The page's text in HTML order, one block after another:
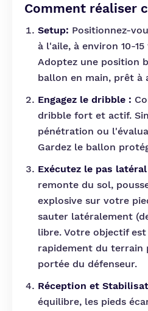
Comment réaliser
Setup: Positionnez-
à l'aile, à environ 10-
Adoptez une position
ballon en main, prêt à
Engagez le dribble :
dribble fort et actif.
pénétration ou
Gardez le ballon
Exécutez le pas
remonte du sol,
explosive sur votre
sauter latéralement
libre. Votre objectif
rapidement du terrain
portée du défenseur.
Réception et
équilibre, les pieds